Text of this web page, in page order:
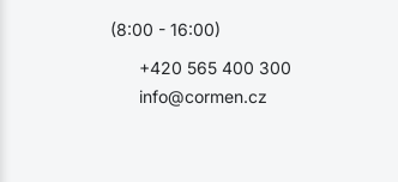
info@cormen.cz
+420 565 400 300
(8:00 - 16:00)